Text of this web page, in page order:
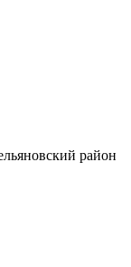
район